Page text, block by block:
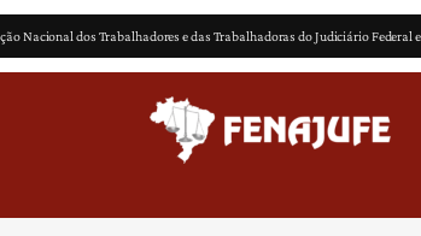
Nacional dos Trabalhadores e das Trabalhadoras do Judiciário Federal